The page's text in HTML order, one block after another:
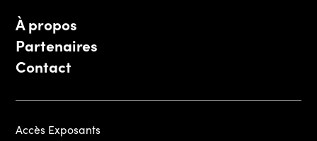
À propos
Partenaires
Contact
Accès Exposants